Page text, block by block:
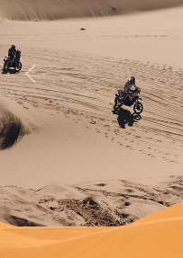
Previous